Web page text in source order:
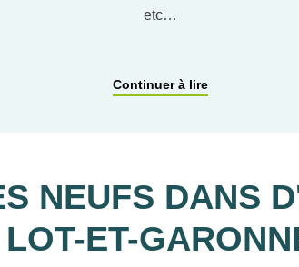
etc…
Continuer à lire
NEUFS DANS
LOT-ET-